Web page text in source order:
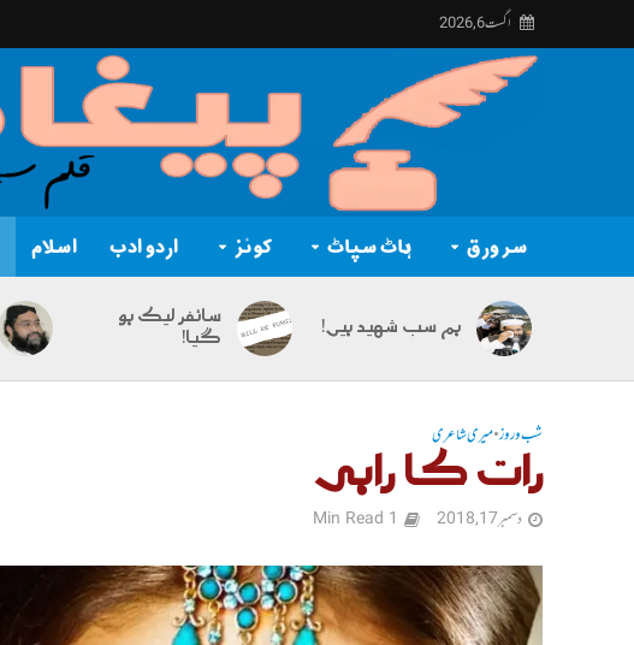
اگست 6, 2026
سر ورق ہاٹ سپاٹ کوئز اردو ادب اسلام
ہم سب شہید ہیں!
سائفر لیک ہو
گیا!
شب و روز•میری شاعری
رات کا راہی
دسمبر 17, 2018 1 Min Read